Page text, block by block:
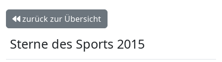
zurück zur Übersicht
Sterne des Sports 2015